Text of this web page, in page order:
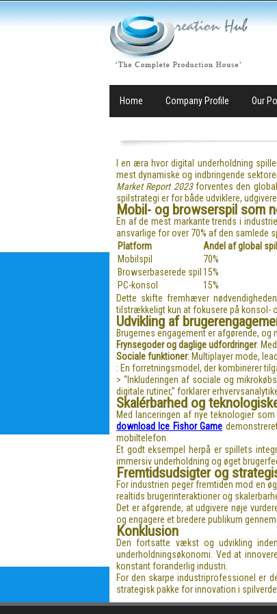
Home Company Profile Our
I en æra hvor digital underholdning
mest dynamiske og indbringende
Market Report 2023forventes den
spilstrategi er for både udviklere,
Mobil- og browserspil som
En af de mest markante trends i
ansvarlige for over 70% af den samlede
Platform
Andel af global
Mobilspil
70%
Browserbaserede spil 15%
PC-konsol
15%
Dette skifte fremhæver
tilstrækkeligt kun at fokusere på konsol-
Udvikling af
Brugernes engagement er afgørende,
Frynsegoder og daglige udfordringer:
Sociale funktioner: Multiplayer mode,
: En forretningsmodel, der kombinerer
> “Inkluderingen af sociale og
digitale rutiner,” forklarer
Skalérbarhed og
Med lanceringen af nye teknologier
download Ice Fishor Game
mobiltelefon.
Et godt eksempel herpå er spillets
immersiv underholdning og øget
Fremtidsudsigter og
For industrien peger fremtiden mod en
realtids brugerinteraktioner og
Det er afgørende, at udgivere nøje
og engagere et bredere publikum
Konklusion
Den fortsatte vækst og udvikling
underholdningsøkonomi. Ved at
konstant foranderlig industri.
For den skarpe industriprofessionel er
strategisk pakke for innovation i